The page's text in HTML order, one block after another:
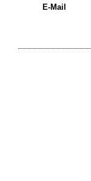
E-Mail